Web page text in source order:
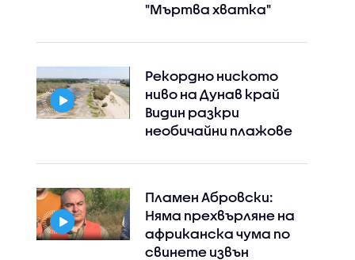
"Мъртва хватка"
Рекордно ниското
ниво на Дунав край
Видин разкри
необичайни плажове
Пламен Абровски:
Няма прехвърляне на
африканска чума по
свинете извън